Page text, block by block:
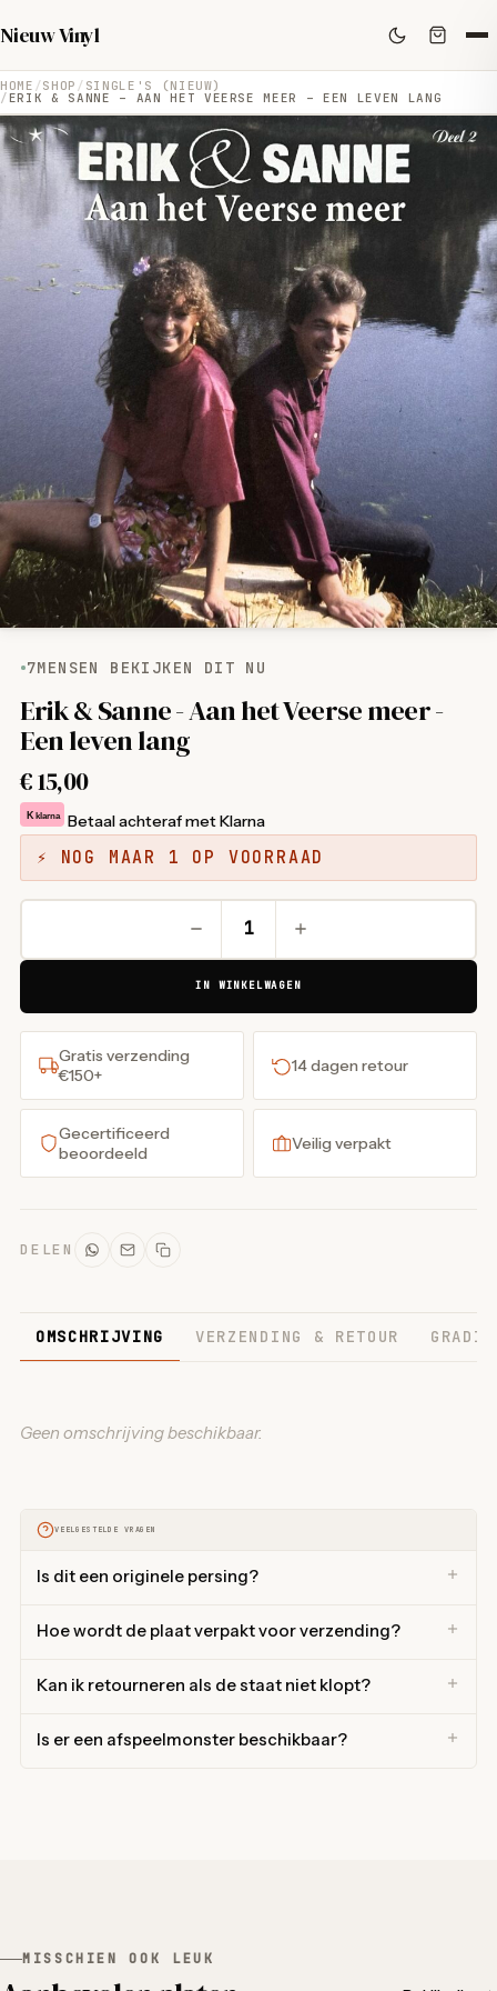
Nieuw Vinyl
HOME SHOP SINGLE'S (NIEUW)
ERIK & SANNE – AAN HET VEERSE MEER – EEN LEVEN LANG
7MENSEN BEKIJKEN DIT NU
Erik & Sanne - Aan het Veerse meer -
Een leven lang
€15,00
K klarna Betaal achteraf met Klarna
⚡ NOG MAAR 1 OP VOORRAAD
IN WINKELWAGEN
Gratis verzending
€150+
14 dagen retour
Gecertificeerd
beoordeeld
Veilig verpakt
DELEN
OMSCHRIJVING VERZENDING & RETOUR
Geen omschrijving beschikbaar.
VEELGESTELDE VRAGEN
Is dit een originele persing?
Hoe wordt de plaat verpakt voor verzending?
Kan ik retourneren als de staat niet klopt?
Is er een afspeelmonster beschikbaar?
MISSCHIEN OOK LEUK